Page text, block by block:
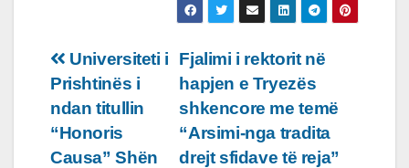
Lëvizje
te
postimet
Fjalimi i rektorit në
hapjen e Tryezës
shkencore me temë
“Arsimi-nga tradita
drejt sfidave të reja”
Universiteti i
Prishtinës i
ndan titullin
“Honoris
Causa” Shën